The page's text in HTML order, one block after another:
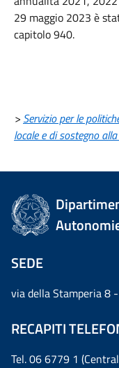
29 maggio 2023 è
capitolo 940.
> Servizio per le
locale e di sostegno
SEDE
via della Stamperia 8
RECAPITI
Tel. 06 6779 1